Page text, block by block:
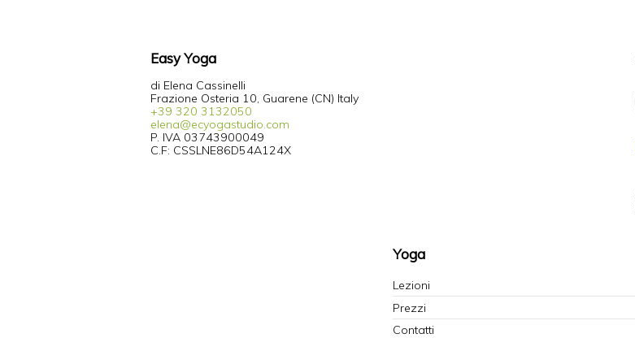
Easy Yoga
di Elena Cassinelli
Frazione Osteria 10, Guarene (CN) Italy
+39 320 3132050
elena@ecyogastudio.com
P. IVA 03743900049
C.F: CSSLNE86D54A124X
Yoga
Lezioni
Prezzi
Contatti